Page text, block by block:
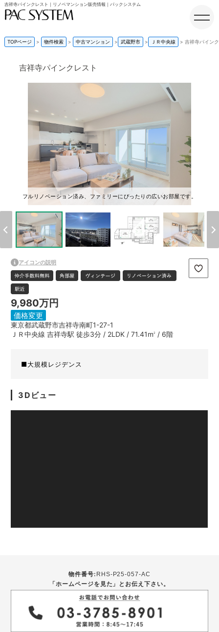
吉祥寺パインクレスト｜リノベマンション販売情報｜パックシステム
TOPページ 物件検索 中古マンション 武蔵野市 ＪＲ中央線 吉祥寺パイン
吉祥寺パインクレスト
フルリノベーション済み、ファミリーにぴったりの広いお部屋です。
アイコンの説明
9,980万円
価格変更
東京都武蔵野市吉祥寺南町1-27-1
ＪＲ中央線 吉祥寺駅 徒歩3分 / 2LDK / 71.41m2 / 6階
■大規模レジデンス
3Dビュー
物件番号: RHS-P25-057-AC
「ホームページを見た」とお伝え下さい。